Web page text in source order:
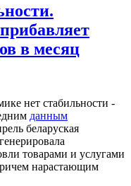
в месяц
нет стабильности -
данным
беларуская
товарами и услугами
нарастающим